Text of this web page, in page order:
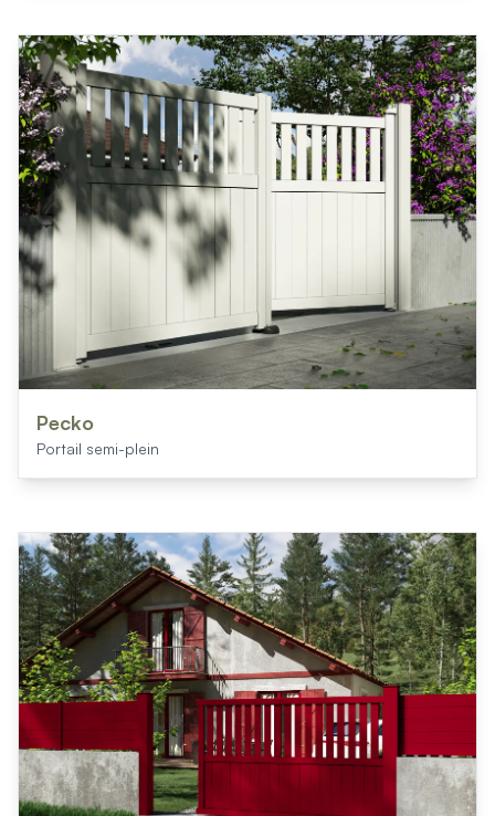
Pecko
Portail semi-plein